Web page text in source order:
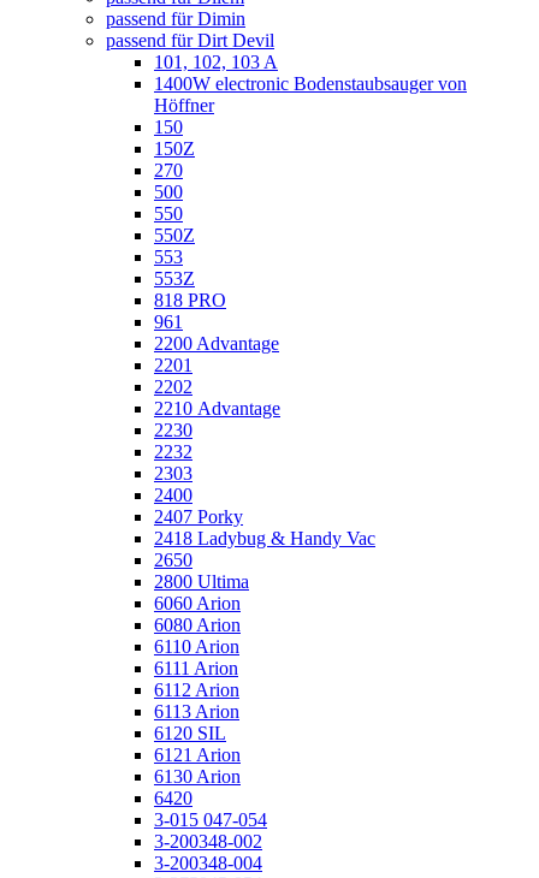
passend für Dimin
passend für Dirt Devil
101, 102, 103 A
1400W electronic Bodenstaubsauger von
Höffner
150
150Z
270
500
550
550Z
553
553Z
818 PRO
961
2200 Advantage
2201
2202
2210 Advantage
2230
2232
2303
2400
2407 Porky
2418 Ladybug & Handy Vac
2650
2800 Ultima
6060 Arion
6080 Arion
6110 Arion
6111 Arion
6112 Arion
6113 Arion
6120 SIL
6121 Arion
6130 Arion
6420
3-015 047-054
3-200348-002
3-200348-004